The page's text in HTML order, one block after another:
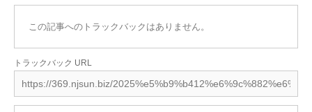
この記事へのトラックバックはありません。
トラックバック URL